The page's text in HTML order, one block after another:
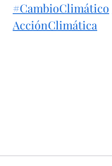
#CambioClimático
AcciónClimática